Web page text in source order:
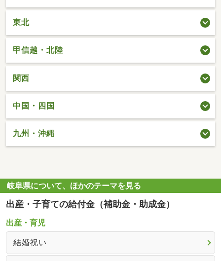
東北
甲信越・北陸
関西
中国・四国
九州・沖縄
岐阜県について、ほかのテーマを見る
出産・子育ての給付金（補助金・助成金）
出産・育児
結婚祝い